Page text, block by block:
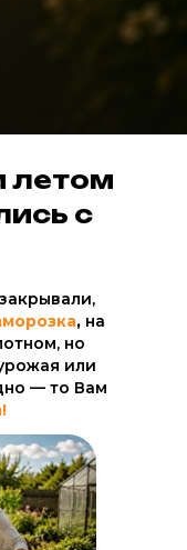
летом
с
, на
но
или
— то Вам